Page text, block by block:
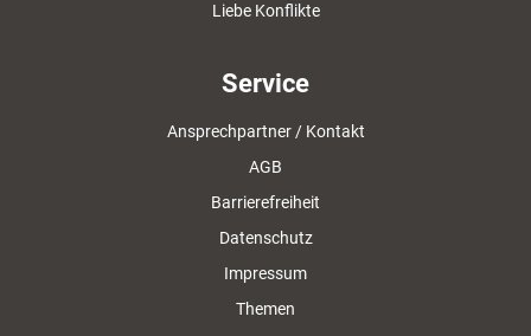
Liebe Konflikte
Service
Ansprechpartner / Kontakt
AGB
Barrierefreiheit
Datenschutz
Impressum
Themen